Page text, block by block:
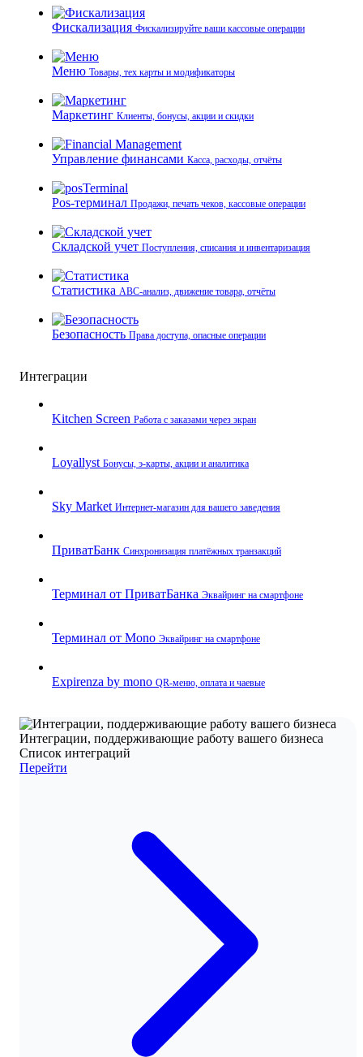
Фискализация Фискализируйте ваши кассовые операции
Меню Товары, тех карты и модификаторы
Маркетинг Клиенты, бонусы, акции и скидки
Управление финансами Касса, расходы, отчёты
Pos-терминал Продажи, печать чеков, кассовые операции
Складской учет Поступления, списания и инвентаризация
Статистика ABC-анализ, движение товара, отчёты
Безопасность Права доступа, опасные операции
Интеграции
Kitchen Screen Работа с заказами через экран
Loyallyst Бонусы, э‑карты, акции и аналитика
Sky Market Интернет‑магазин для вашего заведения
ПриватБанк Синхронизация платёжных транзакций
Терминал от ПриватБанка Эквайринг на смартфоне
Терминал от Mono Эквайринг на смартфоне
Expirenza by mono QR‑меню, оплата и чаевые
Интеграции, поддерживающие работу вашего бизнеса
Список интеграций
Перейти